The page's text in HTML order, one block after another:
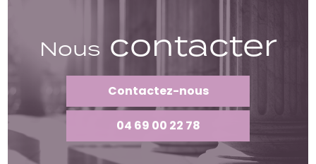
Nouscontacter
Contactez-nous
04 69 00 22 78